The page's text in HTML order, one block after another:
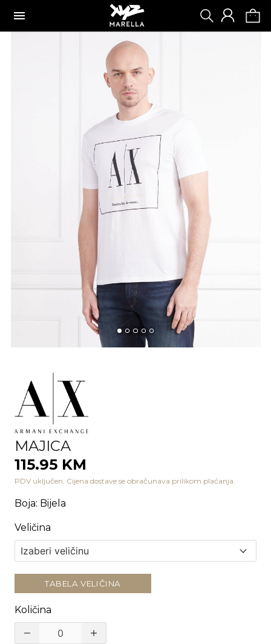
MAJICA
115.95 KM
PDV uključen. Cijena dostave se obračunava prilikom plaćanja.
Boja: Bijela
Veličina
TABELA VELIČINA
Količina